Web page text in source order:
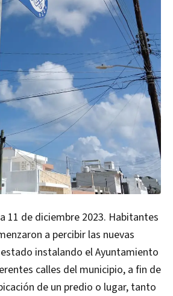
11 de diciembre 2023. Habitantes
a percibir las nuevas
instalando el Ayuntamiento
calles del municipio, a fin de
de un predio o lugar, tanto